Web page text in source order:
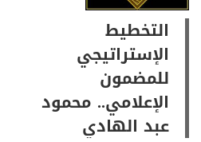
التخطيط
الإستراتيجي
للمضمون
الإعلامي.. محمود
عبد الهادي